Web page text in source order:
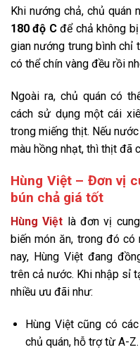
Khi nướng chả, chủ quán
180 độ Cđể chả không
gian nướng trung bình chỉ
có thể chín vàng đều rồi
Ngoài ra, chủ quán có
cách sử dụng một cái
trong miếng thịt. Nếu
màu hồng nhạt, thì thịt đã
Hùng Việt – Đơn vị
bún chả giá tốt
Hùng Việt là đơn vị
biến món ăn, trong đó có
nay, Hùng Việt đang
trên cả nước. Khi nhập sỉ
nhiều ưu đãi như:
Hùng Việt cũng có
chủ quán, hỗ trợ từ A-Z.